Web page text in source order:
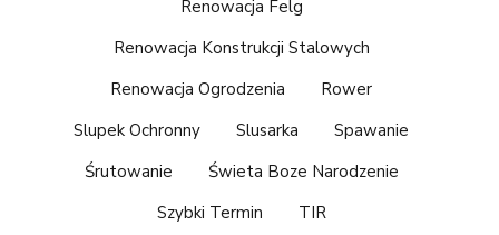
Renowacja Felg
Renowacja Konstrukcji Stalowych
Renowacja Ogrodzenia
Rower
Slupek Ochronny
Slusarka
Spawanie
Śrutowanie
Świeta Boze Narodzenie
Szybki Termin
TIR